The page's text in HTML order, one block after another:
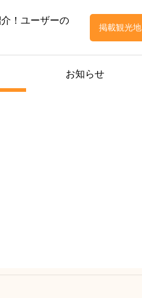
！ユーザーの
掲載観光地
お知らせ